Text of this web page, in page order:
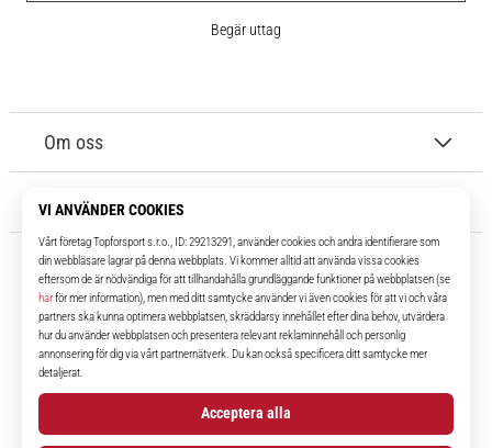
11teamsports.se
I över 16 år har vi varit dina lagkamrater, vilket ger dig de bästa och
senaste fotbollsprodukterna.
FacebookInstagramYouTube
Om oss
Kundtjänst
Begär uttag